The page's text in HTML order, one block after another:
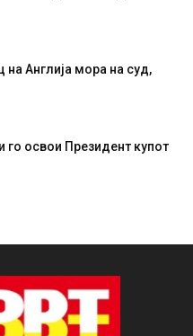
на Англија мора на суд,
го освои Президент купот